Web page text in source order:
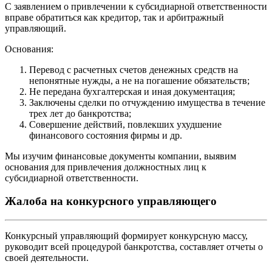
С заявлением о привлечении к субсидиарной ответственности
вправе обратиться как кредитор, так и арбитражный
управляющий.
Основания:
Перевод с расчетных счетов денежных средств на
непонятные нужды, а не на погашение обязательств;
Не передана бухгалтерская и иная документация;
Заключены сделки по отчуждению имущества в течение
трех лет до банкротства;
Совершение действий, повлекших ухудшение
финансового состояния фирмы и др.
Мы изучим финансовые документы компании, выявим
основания для привлечения должностных лиц к
субсидиарной ответственности.
Жалоба на конкурсного управляющего
Конкурсный управляющий формирует конкурсную массу,
руководит всей процедурой банкротства, составляет отчеты о
своей деятельности.